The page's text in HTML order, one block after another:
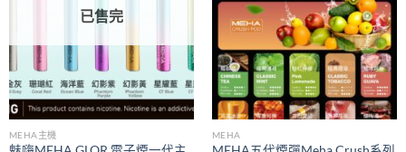
已售完
MEHA主機 MEHA